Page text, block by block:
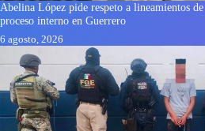
Abelina López pide respeto a lineamientos
proceso interno en Guerrero
6 agosto, 2026